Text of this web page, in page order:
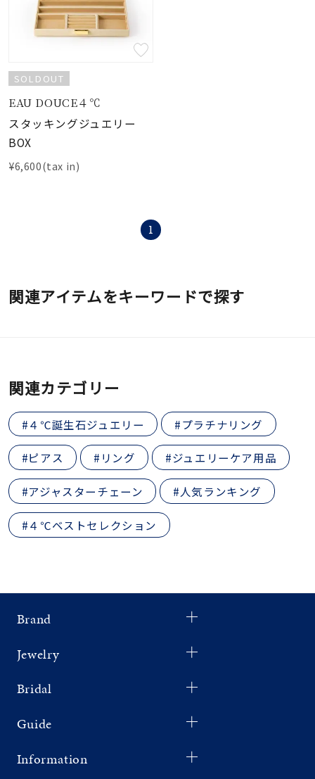
SOLDOUT
EAU DOUCE４℃
スタッキングジュエリー
BOX
¥6,600(tax in)
1
関連アイテムをキーワードで探す
関連カテゴリー
#４℃誕生石ジュエリー #プラチナリング
#ピアス #リング #ジュエリーケア用品
#アジャスターチェーン #人気ランキング
#４℃ベストセレクション
Brand
Jewelry
Bridal
Guide
Information